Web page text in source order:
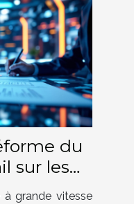
du
sur les
à grande vitesse